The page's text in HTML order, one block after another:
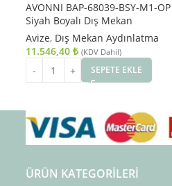
AVONNI BAP-68039-BSY-M1-OP
Siyah Boyalı Dış Mekan
Aydınlatma E27 Aluminyum Cam
23x40cm
Avize, Dış Mekan Aydınlatma
11.546,40 ₺ (KDV Dahil)
SEPETE EKLE
ÜRÜN KATEGORILERI